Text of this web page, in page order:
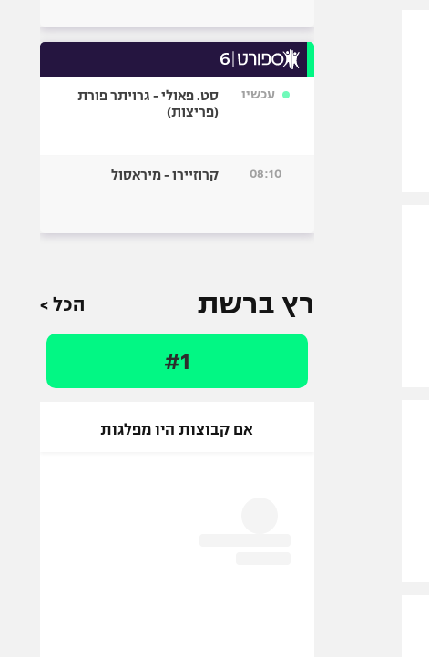
עכשיו
סט. פאולי - גרויתר פורת
(פריצות)
08:10 קרוזיירו - מיראסול
רץ ברשת הכל >
#1
אם קבוצות היו מפלגות